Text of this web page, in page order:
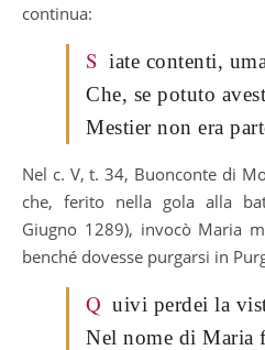
continua:
S iate contenti,
Che, se potuto
Mestier non era
Nel c. V, t. 34, Buonconte di
che, ferito nella gola alla
Giugno 1289), invocò Maria
benché dovesse purgarsi in
Q uivi perdei la
Nel nome di Maria